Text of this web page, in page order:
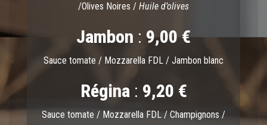
/Olives Noires / Huile d’olives
Jambon : 9,00 €
Sauce tomate / Mozzarella FDL / Jambon blanc
Régina: 9,20 €
Sauce tomate / Mozzarella FDL / Champignons /